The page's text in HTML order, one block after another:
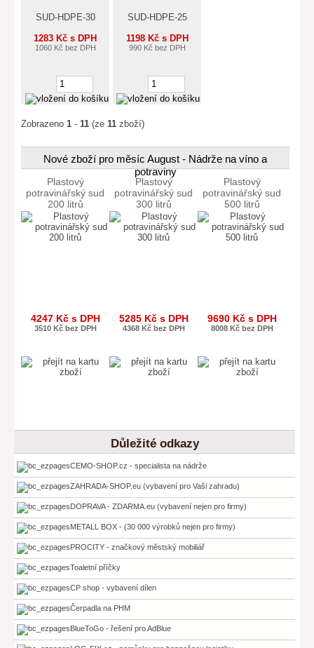
SUD-HDPE-30
1283 Kč s DPH
1060 Kč bez DPH
SUD-HDPE-25
1198 Kč s DPH
990 Kč bez DPH
Zobrazeno 1 - 11 (ze 11 zboží)
Nové zboží pro měsíc August - Nádrže na víno a
potraviny
Plastový
potravinářský sud
200 litrů
4247 Kč s DPH
3510 Kč bez DPH
Plastový
potravinářský sud
300 litrů
5285 Kč s DPH
4368 Kč bez DPH
Plastový
potravinářský sud
500 litrů
9690 Kč s DPH
8008 Kč bez DPH
Důležité odkazy
CEMO-SHOP.cz - specialista na nádrže
ZAHRADA-SHOP.eu (vybavení pro Vaši zahradu)
DOPRAVA - ZDARMA.eu (vybavení nejen pro firmy)
METALL BOX - (30 000 výrobků nejen pro firmy)
PROCITY - značkový městský mobiliář
Toaletní příčky
CP shop - vybavení dílen
Čerpadla na PHM
BlueToGo - řešení pro AdBlue